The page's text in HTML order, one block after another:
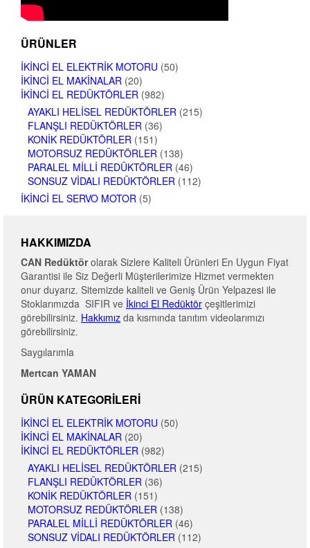
ÜRÜNLER
İKINCI EL ELEKTRIK MOTORU (50)
İKINCI EL MAKINALAR (20)
İKINCI EL REDÜKTÖRLER (982)
AYAKLI HELISEL REDÜKTÖRLER (215)
FLANŞLI REDÜKTÖRLER (36)
KONIK REDÜKTÖRLER (151)
MOTORSUZ REDÜKTÖRLER (138)
PARALEL MILLI REDÜKTÖRLER (46)
SONSUZ VIDALI REDÜKTÖRLER (112)
İKINCI EL SERVO MOTOR (5)
HAKKIMIZDA
CAN Redüktörolarak Sizlere Kaliteli Ürünleri En Uygun Fiyat
Garantisi ile Siz Değerli Müşterilerimize Hizmet vermekten
onur duyarız. Sitemizde kaliteli ve Geniş Ürün Yelpazesi ile
Stoklarımızda SIFIR ve İkinci El Redüktör çeşitlerimizi
görebilirsiniz. Hakkımız da kısmında tanıtım videolarımızı
görebilirsiniz.
Saygılarımla
Mertcan YAMAN
ÜRÜN KATEGORILERI
İKINCI EL ELEKTRIK MOTORU (50)
İKINCI EL MAKINALAR (20)
İKINCI EL REDÜKTÖRLER (982)
AYAKLI HELISEL REDÜKTÖRLER (215)
FLANŞLI REDÜKTÖRLER (36)
KONIK REDÜKTÖRLER (151)
MOTORSUZ REDÜKTÖRLER (138)
PARALEL MILLI REDÜKTÖRLER (46)
SONSUZ VIDALI REDÜKTÖRLER (112)